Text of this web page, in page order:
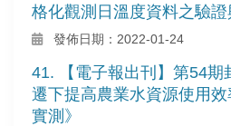
格化觀測日溫度資料之驗證
發佈日期：2022-01-24
41. 【電子報出刊】第54期
遷下提高農業水資源使用
實測》